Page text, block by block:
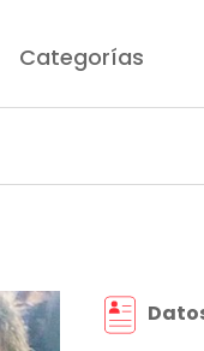
Categorías